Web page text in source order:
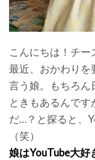
こんにちは！チー
最近、おかわりを
言う娘。もちろん
ときもあるんで
だ…？と探ると、
（笑）
娘はYouTube大好